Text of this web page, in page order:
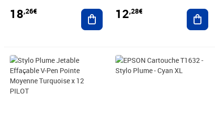
18,26€ Ajouter au panier
12,28€
Prix 43,22€ Prix 29,50€